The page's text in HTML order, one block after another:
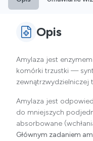
Opis
Amylaza jest
komórki trzustki —
zewnątrzwydzielniczej
Amylaza jest
do mniejszych
absorbowane
Głównym zadaniem